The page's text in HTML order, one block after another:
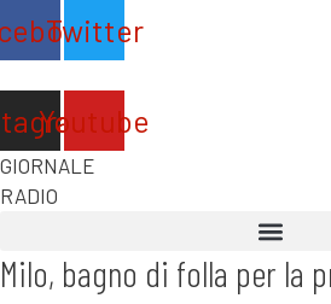
al
Twitter
Youtube
GIORNALE
RADIO
Milo, bagno di folla per la